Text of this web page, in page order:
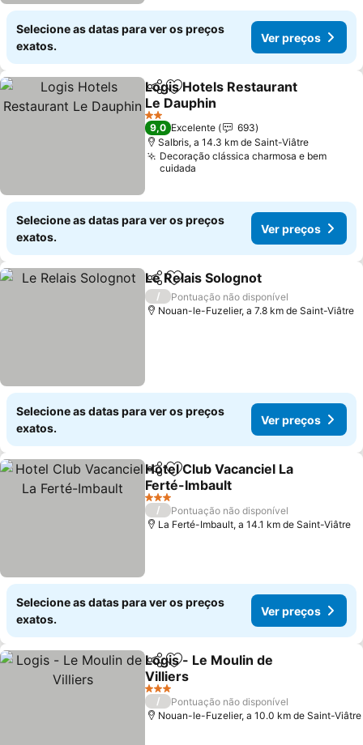
Selecione as datas para ver os preços
exatos.
Ver preços
PartilharAdicionar aos favoritos
Logis Hotels Restaurant
Le Dauphin
2 Estrelas
9,0 Excelente
693
Salbris, a 14.3 km de Saint-Viâtre
Decoração clássica charmosa e bem
cuidada
Selecione as datas para ver os preços
exatos.
Ver preços
PartilharAdicionar aos favoritos
Le Relais Solognot
/
Pontuação não disponível
Nouan-le-Fuzelier, a 7.8 km de Saint-Viâtre
Selecione as datas para ver os preços
exatos.
Ver preços
PartilharAdicionar aos favoritos
Hotel Club Vacanciel La
Ferté-Imbault
3 Estrelas
/
Pontuação não disponível
La Ferté-Imbault, a 14.1 km de Saint-Viâtre
Selecione as datas para ver os preços
exatos.
Ver preços
PartilharAdicionar aos favoritos
Logis - Le Moulin de
Villiers
3 Estrelas
/
Pontuação não disponível
Nouan-le-Fuzelier, a 10.0 km de Saint-Viâtre